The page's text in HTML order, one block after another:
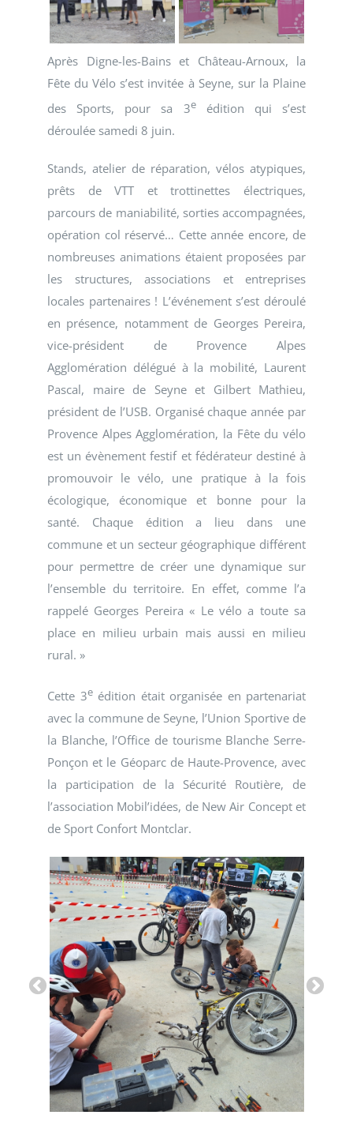
Après Digne-les-Bains et Château-Arnoux, la
Fête du Vélo s’est invitée à Seyne, sur la Plaine
des Sports, pour sa 3eédition qui s’est
déroulée samedi 8 juin.
Stands, atelier de réparation, vélos atypiques,
prêts de VTT et trottinettes électriques,
parcours de maniabilité, sorties accompagnées,
opération col réservé… Cette année encore, de
nombreuses animations étaient proposées par
les structures, associations et entreprises
locales partenaires ! L’événement s’est déroulé
en présence, notamment de Georges Pereira,
vice-président de Provence Alpes
Agglomération délégué à la mobilité, Laurent
Pascal, maire de Seyne et Gilbert Mathieu,
président de l’USB. Organisé chaque année par
Provence Alpes Agglomération, la Fête du vélo
est un évènement festif et fédérateur destiné à
promouvoir le vélo, une pratique à la fois
écologique, économique et bonne pour la
santé. Chaque édition a lieu dans une
commune et un secteur géographique différent
pour permettre de créer une dynamique sur
l’ensemble du territoire. En effet, comme l’a
rappelé Georges Pereira « Le vélo a toute sa
place en milieu urbain mais aussi en milieu
rural. »
Cette 3eédition était organisée en partenariat
avec la commune de Seyne, l’Union Sportive de
la Blanche, l’Office de tourisme Blanche Serre-
Ponçon et le Géoparc de Haute-Provence, avec
la participation de la Sécurité Routière, de
l’association Mobil’idées, de New Air Concept et
de Sport Confort Montclar.